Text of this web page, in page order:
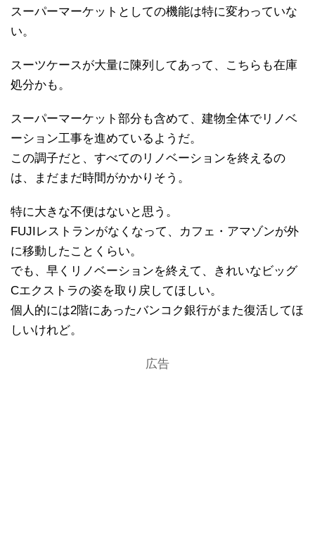
スーパーマーケットとしての機能は特に変わっていな
い。
スーツケースが大量に陳列してあって、こちらも在庫
処分かも。
スーパーマーケット部分も含めて、建物全体でリノベ
ーション工事を進めているようだ。
この調子だと、すべてのリノベーションを終えるの
は、まだまだ時間がかかりそう。
特に大きな不便はないと思う。
FUJIレストランがなくなって、カフェ・アマゾンが外
に移動したことくらい。
でも、早くリノベーションを終えて、きれいなビッグ
Cエクストラの姿を取り戻してほしい。
個人的には2階にあったバンコク銀行がまた復活してほ
しいけれど。
広告